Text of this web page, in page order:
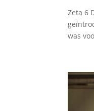
Zeta 6
was